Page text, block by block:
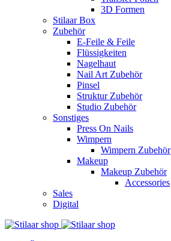
3D Formen
Stilaar Box
Zubehör
E-Feile & Feile
Flüssigkeiten
Nagelhaut
Nail Art Zubehör
Pinsel
Struktur Zubehör
Studio Zubehör
Sonstiges
Press On Nails
Wimpern
Wimpern Zubehör
Makeup
Makeup Zubehör
Accessories
Sales
Digital